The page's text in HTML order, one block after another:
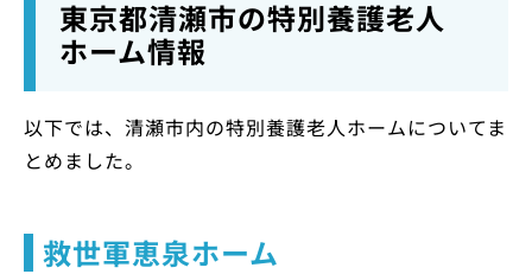
東京都清瀬市の特別養護老人
ホーム情報
以下では、清瀬市内の特別養護老人ホームについてま
とめました。
救世軍恵泉ホーム